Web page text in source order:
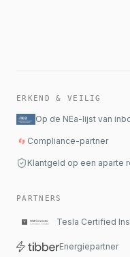
ERKEND & VEILIG
Op de NEa-lijst van
Compliance-partner
Klantgeld op een aparte
PARTNERS
Tesla Certified
Energiepartner